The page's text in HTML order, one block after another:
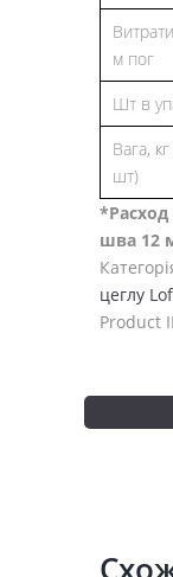
м пог
Шт в
Вага,
шт)
шва 12
цеглу
Product